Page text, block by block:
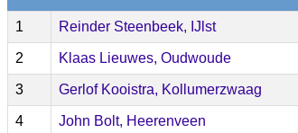
1 Reinder Steenbeek, IJlst
2 Klaas Lieuwes, Oudwoude
3 Gerlof Kooistra, Kollumerzwaag
4 John Bolt, Heerenveen